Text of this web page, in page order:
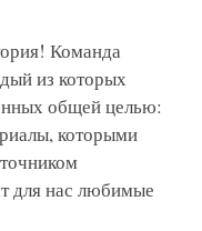
Команда
из которых
общей целью:
которыми
для нас любимые